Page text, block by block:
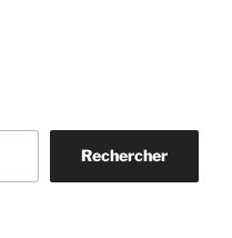
Rechercher